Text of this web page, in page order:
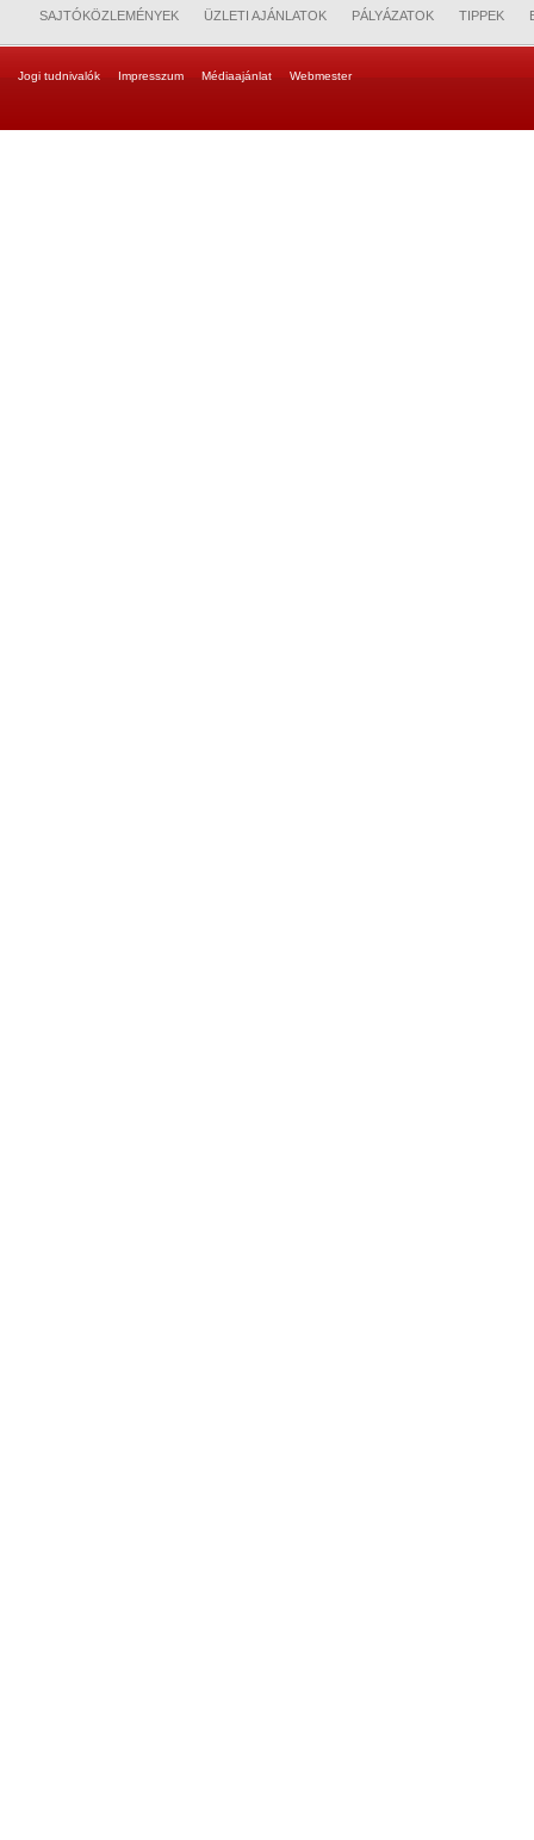
SAJTÓKÖZLEMÉNYEK ÜZLETI AJÁNLATOK PÁLYÁZATOK TIPPEK
Jogi tudnivalók Impresszum Médiaajánlat Webmester